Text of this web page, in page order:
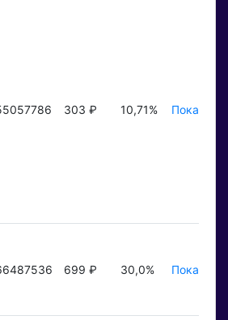
303 ₽ 10,71% Показать
699 ₽ 30,0% Показать